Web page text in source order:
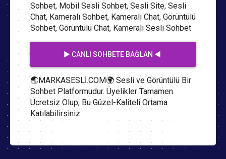
Sohbet, Mobil Sesli Sohbet, Sesli Site, Sesli
Chat, Kameralı Sohbet, Kameralı Chat, Görüntülü
Sohbet, Görüntülü Chat, Kameralı Sesli Sohbet
▶️ CANLI SOHBETE BAĞLAN ◀️
🌏MARKASESLİ.COM🌍 Sesli ve Görüntülü Bir
Sohbet Platformudur. Üyelikler Tamamen
Ücretsiz Olup, Bu Güzel-Kaliteli Ortama
Katılabilirsiniz.